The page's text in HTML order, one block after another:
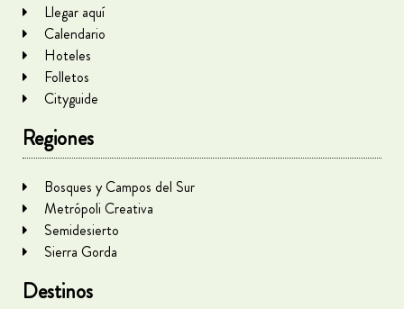
Llegar aquí
Calendario
Hoteles
Folletos
Cityguide
Regiones
Bosques y Campos del Sur
Metrópoli Creativa
Semidesierto
Sierra Gorda
Destinos